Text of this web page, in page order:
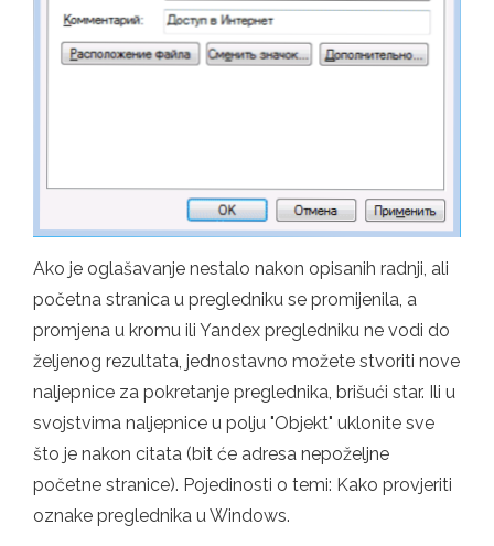
Ako je oglašavanje nestalo nakon opisanih radnji, ali
početna stranica u pregledniku se promijenila, a
promjena u kromu ili Yandex pregledniku ne vodi do
željenog rezultata, jednostavno možete stvoriti nove
naljepnice za pokretanje preglednika, brišući star. Ili u
svojstvima naljepnice u polju "Objekt" uklonite sve
što je nakon citata (bit će adresa nepoželjne
početne stranice). Pojedinosti o temi: Kako provjeriti
oznake preglednika u Windows.